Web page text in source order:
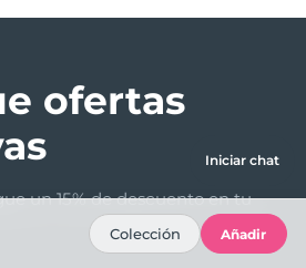
ofertas
un 15% de descuento en tu
Iniciar chat
Colección Añadir